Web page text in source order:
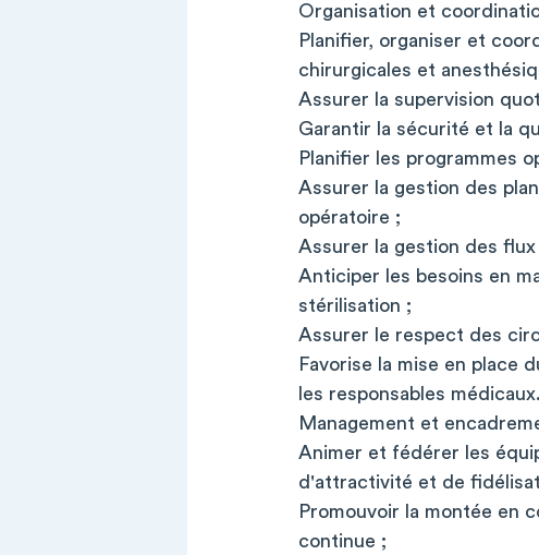
Organisation et
Planifier, organiser et
chirurgicales et
Assurer la supervision
Garantir la sécurité et la
Planifier les programmes
Assurer la gestion des
opératoire ;
Assurer la gestion des
Anticiper les besoins en
stérilisation ;
Assurer le respect des
Favorise la mise en place
les responsables médicaux.
Management et
Animer et fédérer les
d'attractivité et de
Promouvoir la montée en
continue ;